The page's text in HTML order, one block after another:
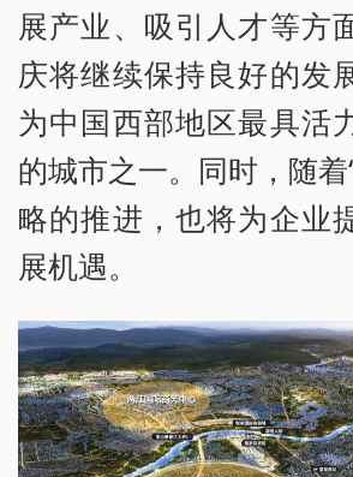
展产业、吸引人才等方
庆将继续保持良好的发
为中国西部地区最具活
的城市之一。同时，随着
略的推进，也将为企业
展机遇。